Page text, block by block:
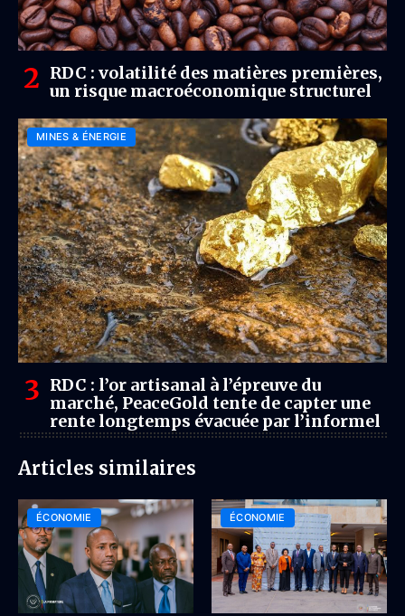
RDC : volatilité des matières premières,
un risque macroéconomique structurel
MINES & ÉNERGIE
RDC : l’or artisanal à l’épreuve du
marché, PeaceGold tente de capter une
rente longtemps évacuée par l’informel
Articles similaires
ÉCONOMIE ÉCONOMIE